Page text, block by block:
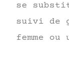
se
suivi de
femme ou